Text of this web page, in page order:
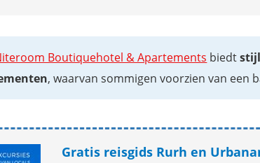
Boutiquehotel & Apartements biedt
, waarvan sommigen voorzien van een
Gratis reisgids Rurh en